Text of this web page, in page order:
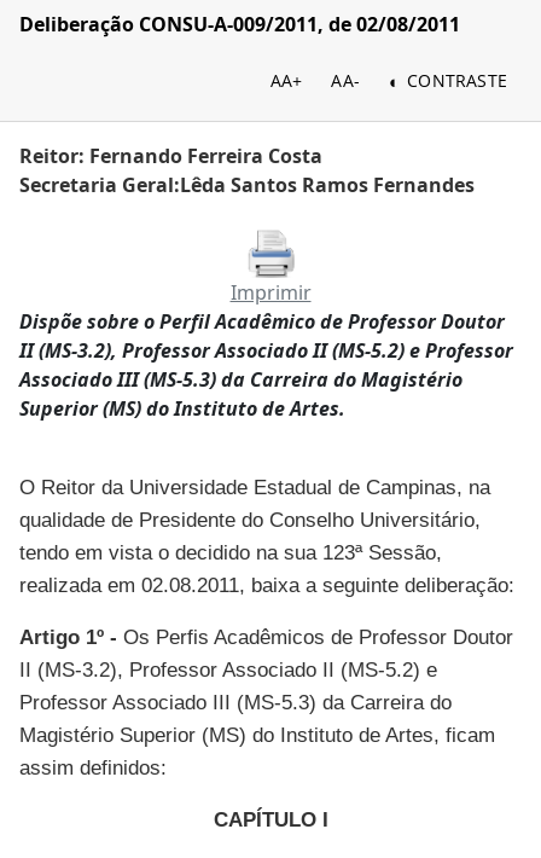
Deliberação CONSU-A-009/2011, de 02/08/2011
AA+ AA- CONTRASTE
Reitor: Fernando Ferreira Costa
Secretaria Geral:Lêda Santos Ramos Fernandes
Imprimir
Dispõe sobre o Perfil Acadêmico de Professor Doutor
II (MS-3.2), Professor Associado II (MS-5.2) e Professor
Associado III (MS-5.3) da Carreira do Magistério
Superior (MS) do Instituto de Artes.
O Reitor da Universidade Estadual de Campinas, na
qualidade de Presidente do Conselho Universitário,
tendo em vista o decidido na sua 123ª Sessão,
realizada em 02.08.2011, baixa a seguinte deliberação:
Artigo 1º - Os Perfis Acadêmicos de Professor Doutor
II (MS-3.2), Professor Associado II (MS-5.2) e
Professor Associado III (MS-5.3) da Carreira do
Magistério Superior (MS) do Instituto de Artes, ficam
assim definidos:
CAPÍTULO I